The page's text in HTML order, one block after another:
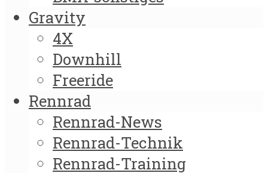
Gravity
4X
Downhill
Freeride
Rennrad
Rennrad-News
Rennrad-Technik
Rennrad-Training